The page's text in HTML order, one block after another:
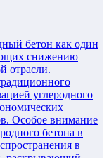
бетон как один
снижению
отрасли.
углеродного
Особое внимание
бетона в
в